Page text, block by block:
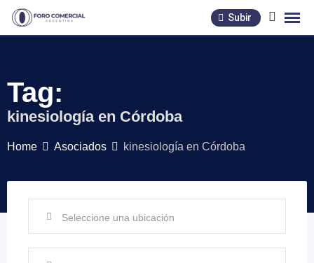
Skip
Subir
Tag:
kinesiología en Córdoba
Home Asociados kinesiología en Córdoba